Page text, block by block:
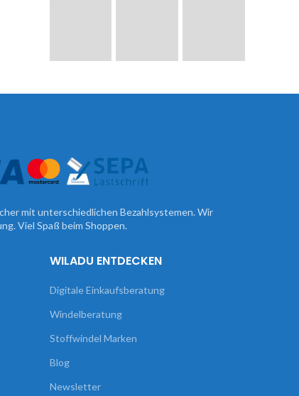
mit unterschiedlichen Bezahlsystemen. Wir
Viel Spaß beim Shoppen.
WILADU ENTDECKEN
Digitale Einkaufsberatung
Windelberatung
Stoffwindel Marken
Blog
Newsletter